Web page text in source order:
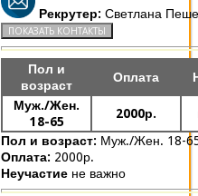
Рекрутер: Светлана
Пол и
возраст
Оплата
Муж./Жен.
18-65
2000р.
Пол и возраст: Муж./Жен. 18-
Оплата: 2000р.
Неучастие не важно